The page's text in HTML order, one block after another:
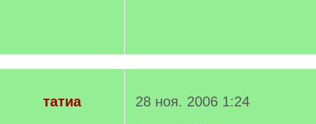
татиа
28 ноя. 2006 1:24